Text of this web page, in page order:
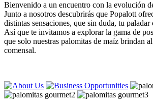
Bienvenido a un encuentro con la evolución
Junto a nosotros descubrirás que Popalott
distintas sensaciones, que sin duda, tu paladar
Así que te invitamos a explorar la gama de
que solo nuestras palomitas de maíz brindan
comensal.